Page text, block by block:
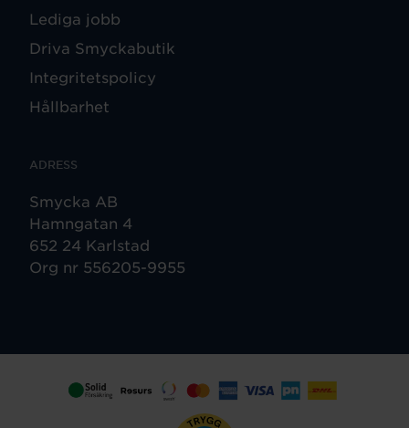
Lediga jobb
Driva Smyckabutik
Integritetspolicy
Hållbarhet
ADRESS
Smycka AB
Hamngatan 4
652 24 Karlstad
Org nr 556205-9955